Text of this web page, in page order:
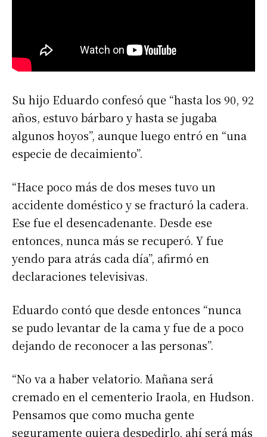
Su hijo Eduardo confesó que “hasta los 90, 92
años, estuvo bárbaro y hasta se jugaba
algunos hoyos”, aunque luego entró en “una
especie de decaimiento”.
“Hace poco más de dos meses tuvo un
accidente doméstico y se fracturó la cadera.
Ese fue el desencadenante. Desde ese
entonces, nunca más se recuperó. Y fue
yendo para atrás cada día”, afirmó en
declaraciones televisivas.
Eduardo contó que desde entonces “nunca
se pudo levantar de la cama y fue de a poco
dejando de reconocer a las personas”.
“No va a haber velatorio. Mañana será
cremado en el cementerio Iraola, en Hudson.
Pensamos que como mucha gente
seguramente quiera despedirlo, ahí será más